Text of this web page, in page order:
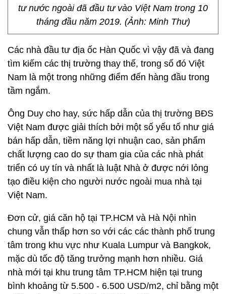
tư nước ngoài đã đầu tư vào Việt Nam trong 10
tháng đầu năm 2019. (Ảnh: Minh Thư)
Các nhà đầu tư địa ốc Hàn Quốc vì vậy đã và đang
tìm kiếm các thị trường thay thế, trong số đó Việt
Nam là một trong những điểm đến hàng đầu trong
tầm ngắm.
Ông Duy cho hay, sức hấp dẫn của thị trường BĐS
Việt Nam được giải thích bởi một số yếu tố như giá
bán hấp dẫn, tiềm năng lợi nhuận cao, sản phẩm
chất lượng cao do sự tham gia của các nhà phát
triển có uy tín và nhất là luật Nhà ở được nới lỏng
tạo điều kiện cho người nước ngoài mua nhà tại
Việt Nam.
Đơn cử, giá căn hộ tại TP.HCM và Hà Nội nhìn
chung vẫn thấp hơn so với các các thành phố trung
tâm trong khu vực như Kuala Lumpur và Bangkok,
mặc dù tốc độ tăng trưởng mạnh hơn nhiều. Giá
nhà mới tại khu trung tâm TP.HCM hiện tại trung
bình khoảng từ 5.500 - 6.500 USD/m2, chỉ bằng một